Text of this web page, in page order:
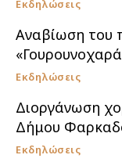
Εκδηλώσεις
Αναβίωση του
Εκδηλώσεις
Διοργάνωση
Δήμου
Εκδηλώσεις